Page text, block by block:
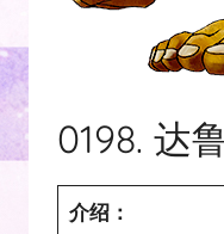
0198. 达
介绍：